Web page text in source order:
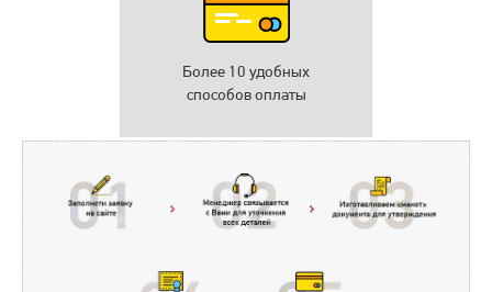
Более 10 удобных
способов оплаты